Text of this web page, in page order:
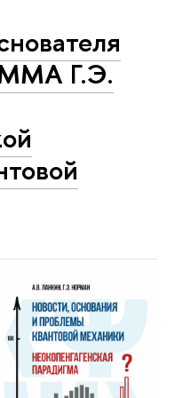
Г.Э.